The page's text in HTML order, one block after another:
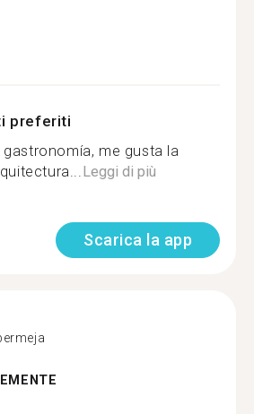
preferiti
me gusta la
Leggi di più
Scarica la app